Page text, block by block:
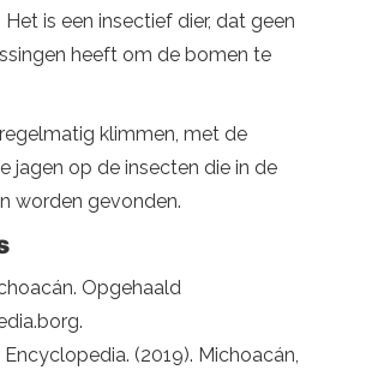
is een insectief dier, dat geen
heeft om de bomen te
klimmen, met de
jagen op de insecten die in de
worden gevonden.
Opgehaald
(2019). Michoacán,